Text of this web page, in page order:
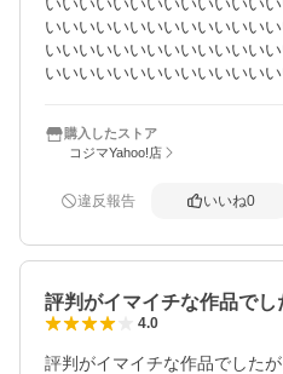
いいいいいいいいいいいいい
いいいいいいいいいいいいい
いいいいいいいいいいいいい
購入したストア
コジマYahoo!店
違反報告 いいね0
評判がイマイチな作品で
4.0
評判がイマイチな作品でした